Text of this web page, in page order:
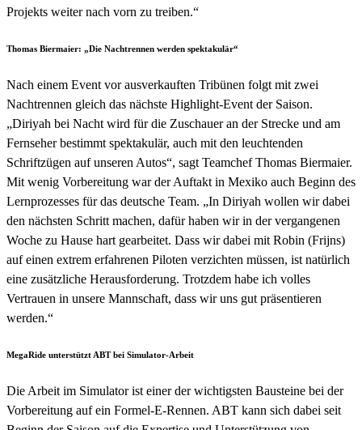
Projekts weiter nach vorn zu treiben.“
Thomas Biermaier: „Die Nachtrennen werden spektakulär“
Nach einem Event vor ausverkauften Tribünen folgt mit zwei
Nachtrennen gleich das nächste Highlight-Event der Saison.
„Diriyah bei Nacht wird für die Zuschauer an der Strecke und am
Fernseher bestimmt spektakulär, auch mit den leuchtenden
Schriftzügen auf unseren Autos“, sagt Teamchef Thomas Biermaier.
Mit wenig Vorbereitung war der Auftakt in Mexiko auch Beginn des
Lernprozesses für das deutsche Team. „In Diriyah wollen wir dabei
den nächsten Schritt machen, dafür haben wir in der vergangenen
Woche zu Hause hart gearbeitet. Dass wir dabei mit Robin (Frijns)
auf einen extrem erfahrenen Piloten verzichten müssen, ist natürlich
eine zusätzliche Herausforderung. Trotzdem habe ich volles
Vertrauen in unsere Mannschaft, dass wir uns gut präsentieren
werden.“
MegaRide unterstützt ABT bei Simulator-Arbeit
Die Arbeit im Simulator ist einer der wichtigsten Bausteine bei der
Vorbereitung auf ein Formel-E-Rennen. ABT kann sich dabei seit